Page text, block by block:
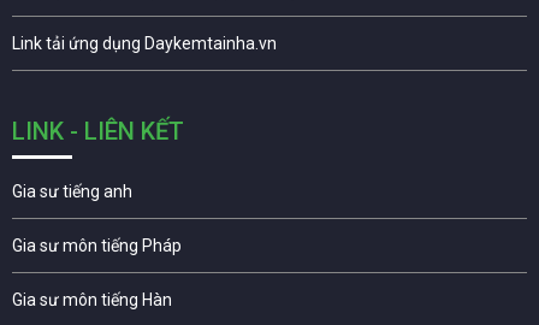
Link tải ứng dụng Daykemtainha.vn
LINK - LIÊN KẾT
Gia sư tiếng anh
Gia sư môn tiếng Pháp
Gia sư môn tiếng Hàn